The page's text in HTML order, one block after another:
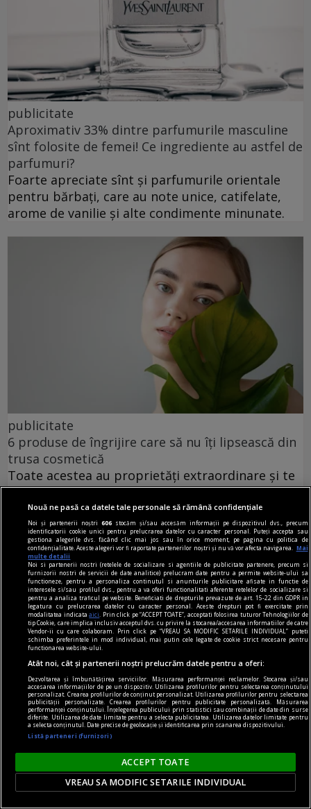
publicitate
Aproximativ 33% dintre parfumurile masculine
sînt folosite de femei! Ce ingrediente au astfel de
parfumuri?
Foarte apreciate sînt și parfumurile orientale
pentru bărbați, care au note unice, catifelate,
arome de vanilie și alte condimente minunate.
publicitate
6 produse de îngrijire care să nu îți lipsească din
trusa cosmetică
Toate acestea au proprietăți extraordinare și te
pot ajuta să îți menții pielea tînără și frumoasă
pentru cît mai mult timp.
poemul săptămînii
Depresie
Cum să nu fiu mohorît
Nouă ne pasă ca datele tale personale să rămână confidențiale
Noi și partenerii noștri606 stocăm și/sau accesăm informații pe dispozitivul dvs., precum
identificatorii cookie unici pentru prelucrarea datelor cu caracter personal. Puteți accepta sau
gestiona alegerile dvs. făcând clic mai jos sau în orice moment, pe pagina cu politica de
confidențialitate. Aceste alegeri vor fi raportate partenerilor noștri și nu vă vor afecta navigarea.
Mai
multe detalii
Noi si partenerii nostri (retelele de socializare si agentiile de publicitate partenere, precum si
furnizorii nostri de servicii de date analitice) prelucram date pentru a permite website-ului sa
functioneze, pentru a personaliza continutul si anunturile publicitare afisate in functie de
interesele si/sau profilul dvs., pentru a va oferi functionalitati aferente retelelor de socializare si
pentru a analiza traficul pe website. Beneficiati de drepturile prevazute de art. 15-22 din GDPR in
legatura cu prelucrarea datelor cu caracter personal. Aceste drepturi pot fi exercitate prin
modalitatea indicataaici
. Prin click pe “ACCEPT TOATE”, acceptati folosirea tuturor Tehnologiilor de
tip Cookie, care implica inclusiv acceptul dvs. cu privire la stocarea/accesarea informatiilor de catre
Vendor-ii cu care colaboram. Prin click pe “VREAU SA MODIFIC SETARILE INDIVIDUAL” puteti
schimba preferintele in mod individual, mai putin cele legate de cookie strict necesare pentru
functionarea website-ului.
Atât noi, cât și partenerii noștri prelucrăm datele pentru a oferi:
Dezvoltarea și îmbunătățirea serviciilor. Măsurarea performanței reclamelor. Stocarea și/sau
accesarea informațiilor de pe un dispozitiv. Utilizarea profilurilor pentru selectarea conținutului
personalizat. Crearea profilurilor de conținut personalizat. Utilizarea profilurilor pentru selectarea
publicității personalizate. Crearea profilurilor pentru publicitate personalizată. Măsurarea
performanței conținutului. Înțelegerea publicului prin statistici sau combinații de date din surse
diferite. Utilizarea de date limitate pentru a selecta publicitatea. Utilizarea datelor limitate pentru
a selecta conținutul. Date precise de geolocație și identificarea prin scanarea dispozitivului.
Listă parteneri (furnizori)
ACCEPT TOATE
VREAU SA MODIFIC SETARILE INDIVIDUAL